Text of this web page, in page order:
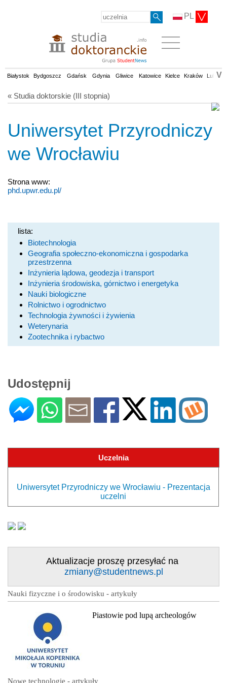
PL
Białystok Bydgoszcz Gdańsk Gdynia Gliwice Katowice Kielce Kraków Lublin
V
« Studia doktorskie (III stopnia)
Uniwersytet Przyrodniczy
we Wrocławiu
Strona www:
phd.upwr.edu.pl/
lista:
Biotechnologia
Geografia społeczno-ekonomiczna i gospodarka
przestrzenna
Inżynieria lądowa, geodezja i transport
Inżynieria środowiska, górnictwo i energetyka
Nauki biologiczne
Rolnictwo i ogrodnictwo
Technologia żywności i żywienia
Weterynaria
Zootechnika i rybactwo
Udostępnij
Uczelnia
Uniwersytet Przyrodniczy we Wrocławiu - Prezentacja
uczelni
Aktualizacje proszę przesyłać na
zmiany@studentnews.pl
Nauki fizyczne i o środowisku - artykuły
Piastowie pod lupą archeologów
Nowe technologie - artykuły